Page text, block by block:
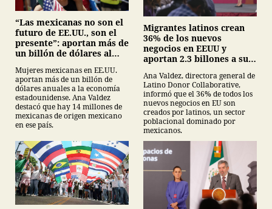
“Las mexicanas no son el
futuro de EE.UU., son el
presente”: aportan más de
un billón de dólares al
Mujeres mexicanas en EE.UU.
aportan más de un billón de
dólares anuales a la economía
estadounidense. Ana Valdez
destacó que hay 14 millones de
mexicanas de origen mexicano
en ese país.
Migrantes latinos crean
36% de los nuevos
negocios en EEUU y
aportan 2.3 billones a su
Ana Valdez, directora general de
Latino Donor Collaborative,
informó que el 36% de todos los
nuevos negocios en EU son
creados por latinos, un sector
poblacional dominado por
mexicanos.